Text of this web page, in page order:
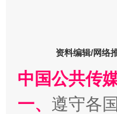
资料编辑/网络
中国公共传
一、 遵守各